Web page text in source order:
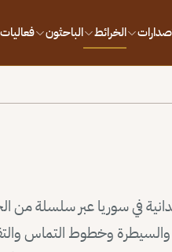
الخرائط الباحثون فعاليات
في سوريا عبر سلسلة من
والسيطرة وخطوط التماس